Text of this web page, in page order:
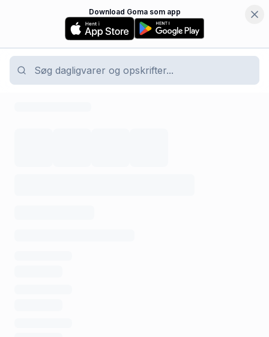
Download Goma som app